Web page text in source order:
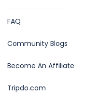
FAQ
Community Blogs
Become An Affiliate
Tripdo.com